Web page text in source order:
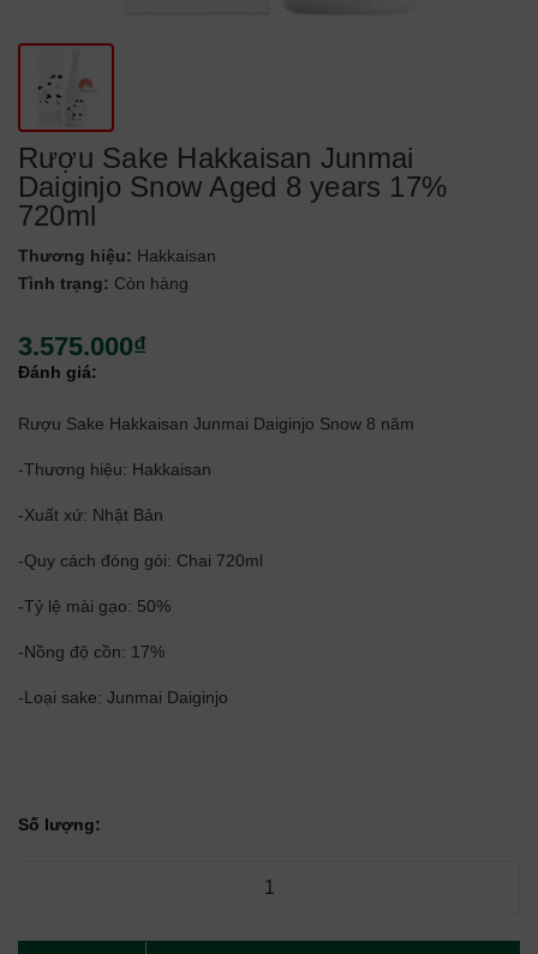
Rượu Sake Hakkaisan Junmai
Daiginjo Snow Aged 8 years 17%
720ml
Thương hiệu: Hakkaisan
Tình trạng: Còn hàng
3.575.000₫
Đánh giá:
Rượu Sake Hakkaisan Junmai Daiginjo Snow 8 năm
-Thương hiệu: Hakkaisan
-Xuất xứ: Nhật Bản
-Quy cách đóng gói: Chai 720ml
-Tỷ lệ mài gạo: 50%
-Nồng độ cồn: 17%
-Loại sake: Junmai Daiginjo
Số lượng: